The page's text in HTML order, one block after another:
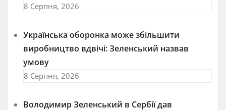
8 Серпня, 2026
Українська оборонка може збільшити
виробництво вдвічі: Зеленський назвав
умову
8 Серпня, 2026
Володимир Зеленський в Сербії дав